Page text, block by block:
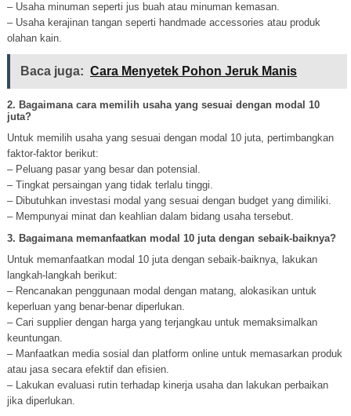
– Usaha minuman seperti jus buah atau minuman kemasan.
– Usaha kerajinan tangan seperti handmade accessories atau produk
olahan kain.
Baca juga: Cara Menyetek Pohon Jeruk Manis
2. Bagaimana cara memilih usaha yang sesuai dengan modal 10
juta?
Untuk memilih usaha yang sesuai dengan modal 10 juta, pertimbangkan
faktor-faktor berikut:
– Peluang pasar yang besar dan potensial.
– Tingkat persaingan yang tidak terlalu tinggi.
– Dibutuhkan investasi modal yang sesuai dengan budget yang dimiliki.
– Mempunyai minat dan keahlian dalam bidang usaha tersebut.
3. Bagaimana memanfaatkan modal 10 juta dengan sebaik-baiknya?
Untuk memanfaatkan modal 10 juta dengan sebaik-baiknya, lakukan
langkah-langkah berikut:
– Rencanakan penggunaan modal dengan matang, alokasikan untuk
keperluan yang benar-benar diperlukan.
– Cari supplier dengan harga yang terjangkau untuk memaksimalkan
keuntungan.
– Manfaatkan media sosial dan platform online untuk memasarkan produk
atau jasa secara efektif dan efisien.
– Lakukan evaluasi rutin terhadap kinerja usaha dan lakukan perbaikan
jika diperlukan.